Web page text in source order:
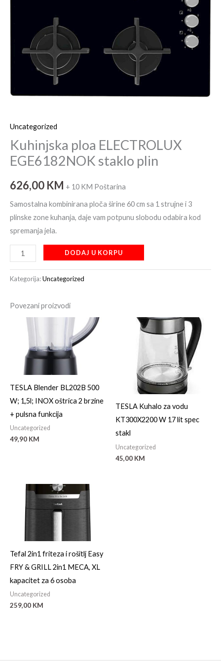
Uncategorized
Kuhinjska ploa ELECTROLUX
EGE6182NOK staklo plin
626,00 KM + 10 KM Poštarina
Samostalna kombinirana ploča širine 60 cm sa 1 strujne i 3
plinske zone kuhanja, daje vam potpunu slobodu odabira kod
spremanja jela.
DODAJ U KORPU
Kategorija:Uncategorized
Povezani proizvodi
TESLA Blender BL202B 500
W; 1,5l; INOX oštrica 2 brzine
+ pulsna funkcija
Uncategorized
49,90 KM
TESLA Kuhalo za vodu
KT300X2200 W 17 lit spec
stakl
Uncategorized
45,00 KM
Tefal 2in1 friteza i rošitlj Easy
FRY & GRILL 2in1 MECA, XL
kapacitet za 6 osoba
Uncategorized
259,00 KM